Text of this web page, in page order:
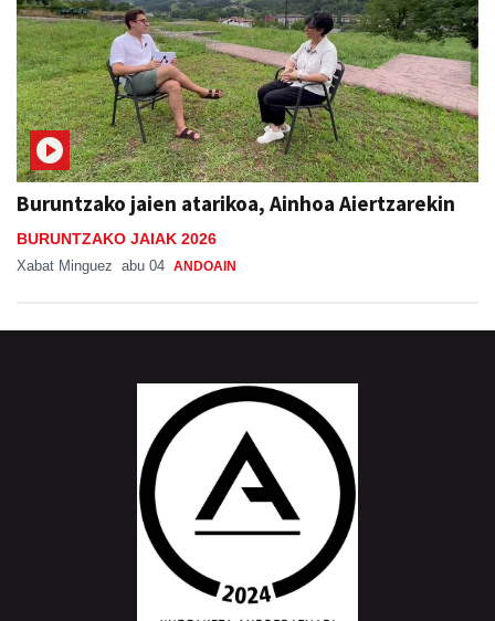
Buruntzako jaien atarikoa, Ainhoa Aiertzarekin
abu 04